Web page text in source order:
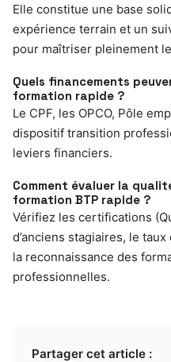
Elle constitue une base
expérience terrain et un
pour maîtriser pleinement
Quels financements
formation rapide ?
Le CPF, les OPCO, Pôle
dispositif transition
leviers financiers.
Comment évaluer la
formation BTP rapide ?
Vérifiez les certifications
d’anciens stagiaires, le
la reconnaissance des
professionnelles.
Partager cet article :